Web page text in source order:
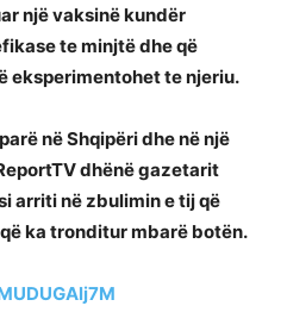
një vaksinë kundër
te minjtë dhe që
eksperimentohet te njeriu.
në Shqipëri dhe në një
dhënë gazetarit
arriti në zbulimin e tij që
ka tronditur mbarë botën.